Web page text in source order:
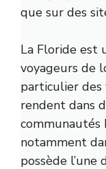
que sur des
La Floride est
voyageurs de
particulier des
rendent dans
communautés
notamment
possède